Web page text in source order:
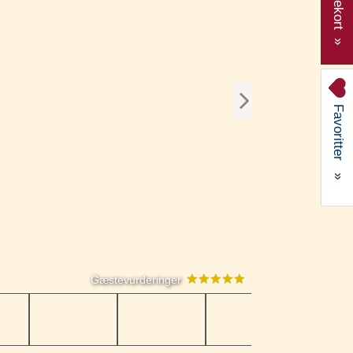
Favoritter
»
Gæstevurderinger